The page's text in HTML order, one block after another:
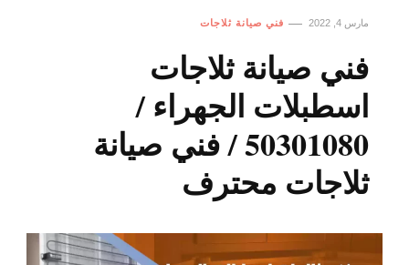
مارس 4, 2022 فني صيانة ثلاجات
فني صيانة ثلاجات
اسطبلات الجهراء /
50301080 / فني صيانة
ثلاجات محترف